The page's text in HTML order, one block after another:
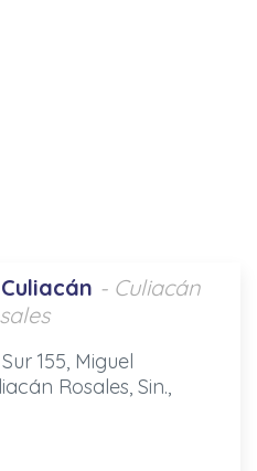
- Culiacán
155, Miguel
Rosales, Sin.,